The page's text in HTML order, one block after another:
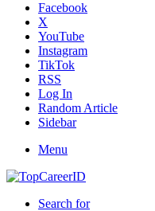
Facebook
X
YouTube
Instagram
TikTok
RSS
Log In
Random Article
Sidebar
Menu
Search for